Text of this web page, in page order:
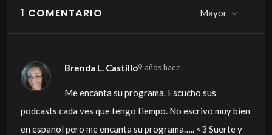
1 COMENTARIO Mayor
Brenda L. Castillo9 años hace
Me encanta su programa. Escucho sus
podcasts cada ves que tengo tiempo. No escrivo muy bien
en espanol pero me encanta su programa….. <3 Suerte y